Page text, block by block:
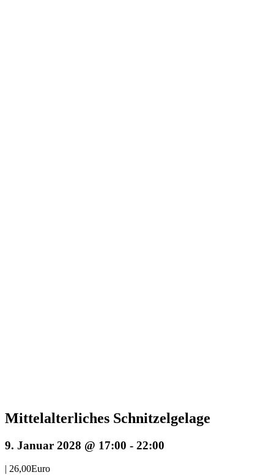
Mittelalterliches Schnitzelgelage
9. Januar 2028 @ 17:00 - 22:00
| 26,00Euro